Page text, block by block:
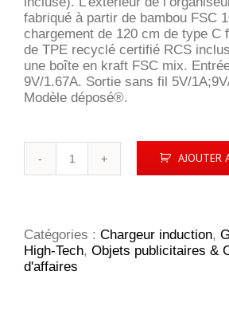
fabriqué à partir de bambou FSC
chargement de 120 cm de type C
de TPE recyclé certifié RCS
une boîte en kraft FSC mix.
9V/1.67A. Sortie sans fil 5V/
Modèle déposé®.
10W
en
bambou
AJOUTER
Catégories : Chargeur induction,
High-Tech, Objets publicitaires &
d'affaires